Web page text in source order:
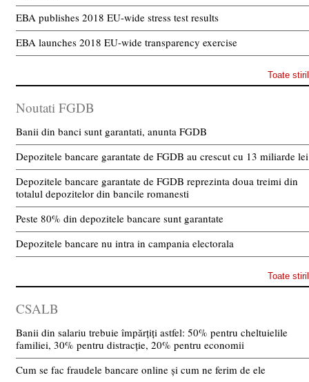
EBA publishes 2018 EU-wide stress test results
EBA launches 2018 EU-wide transparency exercise
Toate
Noutati FGDB
Banii din banci sunt garantati, anunta FGDB
Depozitele bancare garantate de FGDB au crescut cu 13 miliarde lei
Depozitele bancare garantate de FGDB reprezinta doua treimi din
totalul depozitelor din bancile romanesti
Peste 80% din depozitele bancare sunt garantate
Depozitele bancare nu intra in campania electorala
Toate
CSALB
Banii din salariu trebuie împărțiți astfel: 50% pentru cheltuielile
familiei, 30% pentru distracție, 20% pentru economii
Cum se fac fraudele bancare online și cum ne ferim de ele